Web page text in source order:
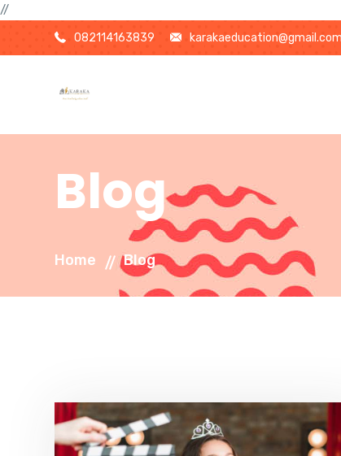
//
082114163839 karakaeducation@gmail.com
Blog
Home Blog